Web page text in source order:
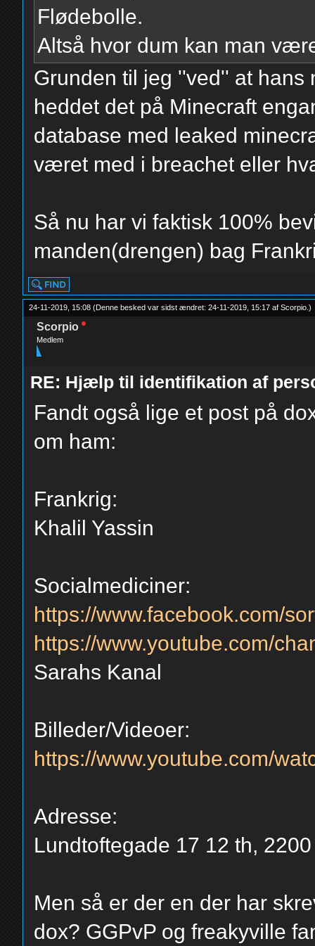
Flødebolle.
Altså hvor dum kan man
Grunden til jeg ''ved'' at
heddet det på Minecraft
database med leaked
været med i breachet eller
Så nu har vi faktisk 100%
manden(drengen) bag
24-11-2019, 15:08(Denne besked var sidst ændret: 24-11-2019, 15:17 afScorpio .)
Scorpio
Medlem
RE: Hjælp til identifikation af
Fandt også lige et post på
om ham:
Frankrig:
Khalil Yassin
Socialmediciner:
https://www.facebook.com/
https://www.youtube.com/
Sarahs Kanal
Billeder/Videoer:
https://www.youtube.com/
Adresse:
Lundtoftegade 17 12 th,
Men så er der en der har
dox? GGPvP og freakyville